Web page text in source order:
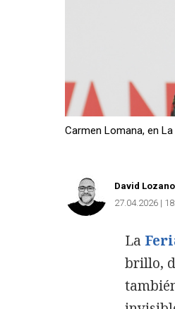
Carmen Lomana, en
David Lozano
27.04.2026 |
La
brillo,